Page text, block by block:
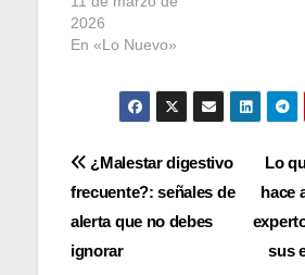
2026
En «Lo Nuevo»
Navegación
de
entradas
Lo
hace
sus
¿Malestar digestivo
frecuente?: señales de
alerta que no debes
ignorar